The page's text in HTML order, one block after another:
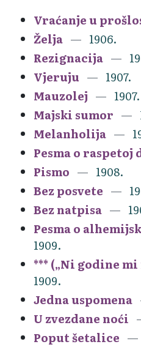
Vraćanje u
Želja
1906.
Rezignacija
Vjeruju
1907.
Mauzolej
1907.
Majski sumor
Melanholija
Pesma o raspetoj
Pismo
1908.
Bez posvete
Bez natpisa
Pesma o
1909.
*** („Ni godine
1909.
Jedna uspomena
U zvezdane noći
Poput šetalice